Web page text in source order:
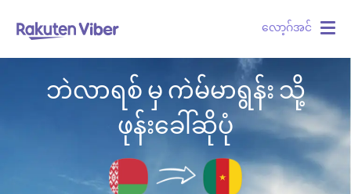
လော့ဂ်အင်
ဘဲလာရစ် မှ ကဲမ်မာရွန်း သို့
ဖုန်းခေါ်ဆိုပုံ